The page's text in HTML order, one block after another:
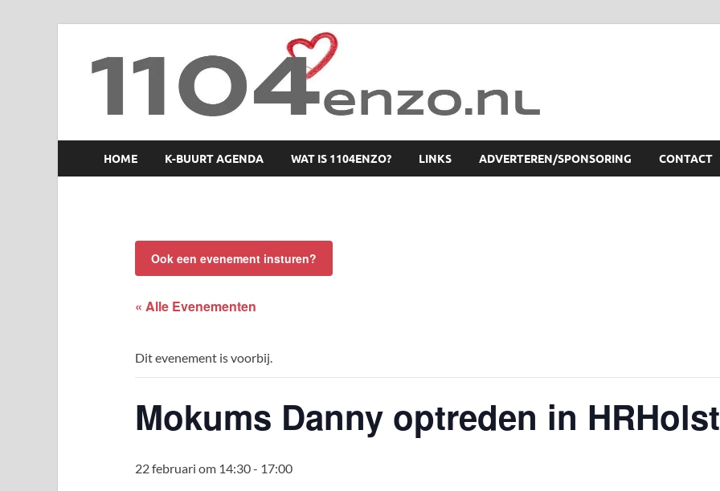
1104 en zo
HOME K-BUURT AGENDA WAT IS 1104ENZO? LINKS ADVERTEREN/SPONSORING CONTACT
Ook een evenement insturen?
« Alle Evenementen
Dit evenement is voorbij.
Mokums Danny optreden in HRHolst
22 februari om 14:30- 17:00